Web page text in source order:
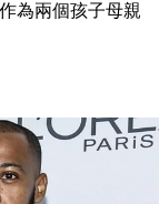
為兩個孩子母親